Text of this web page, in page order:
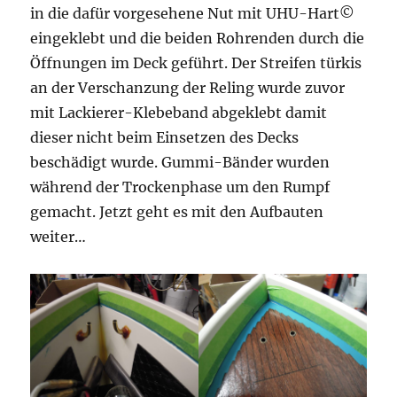
in die dafür vorgesehene Nut mit UHU-Hart©
eingeklebt und die beiden Rohrenden durch die
Öffnungen im Deck geführt. Der Streifen türkis
an der Verschanzung der Reling wurde zuvor
mit Lackierer-Klebeband abgeklebt damit
dieser nicht beim Einsetzen des Decks
beschädigt wurde. Gummi-Bänder wurden
während der Trockenphase um den Rumpf
gemacht. Jetzt geht es mit den Aufbauten
weiter…